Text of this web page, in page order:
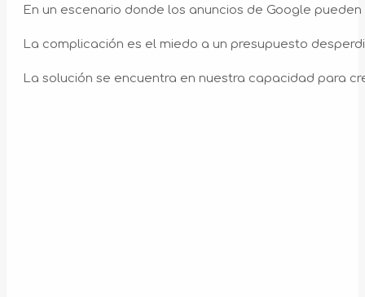
En un escenario donde los anuncios de Google
La complicación es el miedo a un presupuesto
La solución se encuentra en nuestra capacidad para